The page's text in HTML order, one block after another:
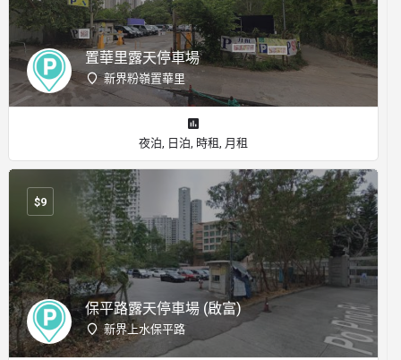
置華里露天停車場
新界粉嶺置華里
夜泊, 日泊, 時租, 月租
保平路露天停車場 (啟富)
新界上水保平路
$9